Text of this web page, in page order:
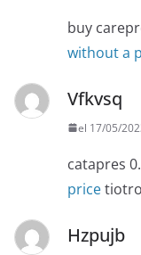
buy
without a
Vfkvsq
el 17/05/
catapres
price
Hzpujb